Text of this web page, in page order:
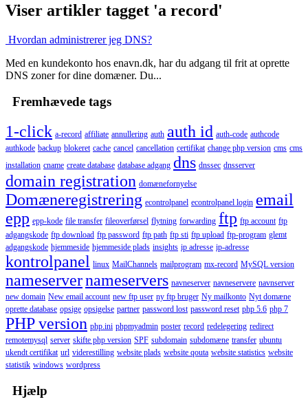
Viser artikler tagget 'a record'
Hvordan administrerer jeg DNS?
Med en kundekonto hos enavn.dk, har du adgang til frit at oprette
DNS zoner for dine domæner. Du...
Fremhævede tags
1-click a-record affiliate annullering auth auth id auth-code authcode
authkode backup blokeret cache cancel cancellation certifikat change php version cms cms
installation cname create database database adgang dns dnssec dnsserver
domain registration domænefornyelse
Domæneregistrering econtrolpanel econtrolpanel login email
epp epp-kode file transfer fileoverførsel flytning forwarding ftp ftp account ftp
adgangskode ftp download ftp password ftp path ftp sti ftp upload ftp-program glemt
adgangskode hjemmeside hjemmeside plads insights ip adresse ip-adresse
kontrolpanel linux MailChannels mailprogram mx-record MySQL version
nameservernameservers navneserver navneservere navnserver
new domain New email account new ftp user ny ftp bruger Ny mailkonto Nyt domæne
oprette database opsige opsigelse partner password lost password reset php 5.6 php 7
PHP version php.ini phpmyadmin poster record redelegering redirect
remotemysql server skifte php version SPF subdomain subdomæne transfer ubuntu
ukendt certifikat url viderestilling website plads website qouta website statistics website
statistik windows wordpress
Hjælp